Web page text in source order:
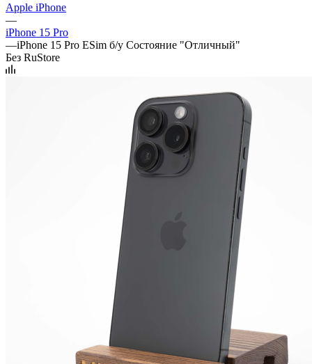
Apple iPhone
—
iPhone 15 Pro
—iPhone 15 Pro ESim б/у Состояние "Отличный"
Без RuStore